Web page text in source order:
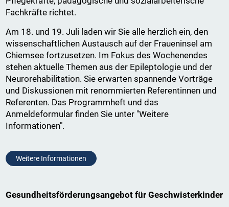
Fachkräfte richtet.
Am 18. und 19. Juli laden wir Sie alle herzlich ein, den
wissenschaftlichen Austausch auf der Fraueninsel am
Chiemsee fortzusetzen. Im Fokus des Wochenendes
stehen aktuelle Themen aus der Epileptologie und der
Neurorehabilitation. Sie erwarten spannende Vorträge
und Diskussionen mit renommierten Referentinnen und
Referenten. Das Programmheft und das
Anmeldeformular finden Sie unter "Weitere
Informationen".
Weitere Informationen
Gesundheitsförderungsangebot für Geschwisterkinder